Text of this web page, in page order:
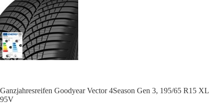
Ganzjahresreifen Goodyear Vector 4Season Gen 3, 195/65 R15 XL
95V